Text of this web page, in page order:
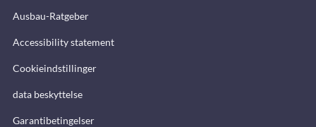
Ausbau-Ratgeber
Accessibility statement
Cookieindstillinger
data beskyttelse
Garantibetingelser